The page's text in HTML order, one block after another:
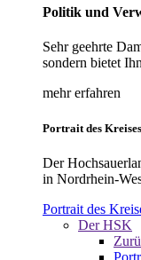
Politik und
Sehr geehrte
sondern bietet
mehr erfahren
Portrait des Kreises
Der
in Nordrhein-
Portrait des
Der HSK